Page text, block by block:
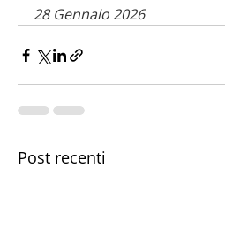
28 Gennaio 2026
Post recenti